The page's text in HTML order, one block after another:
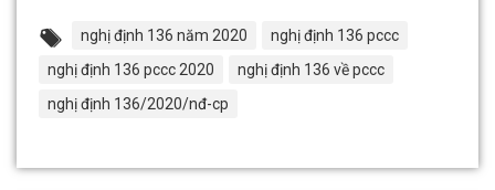
nghị định 136 năm 2020
nghị định 136 pccc
nghị định 136 pccc 2020
nghị định 136 về pccc
nghị định 136/2020/nđ-cp